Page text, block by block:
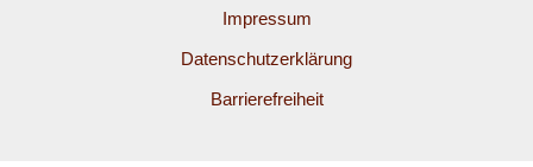
Impressum
Datenschutzerklärung
Barrierefreiheit